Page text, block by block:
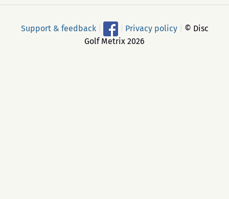
Support & feedback Privacy policy
© Disc
Golf Metrix 2026